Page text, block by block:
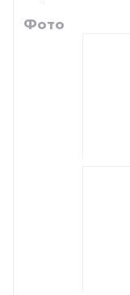
Фото